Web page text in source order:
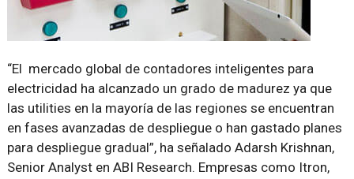
El mercado global de contadores inteligentes para
electricidad ha alcanzado un grado de madurez ya que
las utilities en la mayoría de las regiones se encuentran
en fases avanzadas de despliegue o han gastado planes
para despliegue gradual , ha señalado Adarsh Krishnan,
Senior Analyst en ABI Research. Empresas como Itron,